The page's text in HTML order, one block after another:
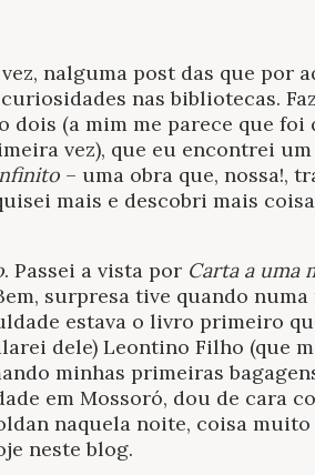
nalguma post das que
nas bibliotecas.
dois (a mim me parece que
vez), que eu encontrei
– uma obra que, nossa!,
mais e descobri mais
. Passei a vista por Carta a uma
surpresa tive quando
estava o livro primeiro
dele) Leontino Filho (que
minhas primeiras
em Mossoró, dou de cara
naquela noite, coisa muito
neste blog.